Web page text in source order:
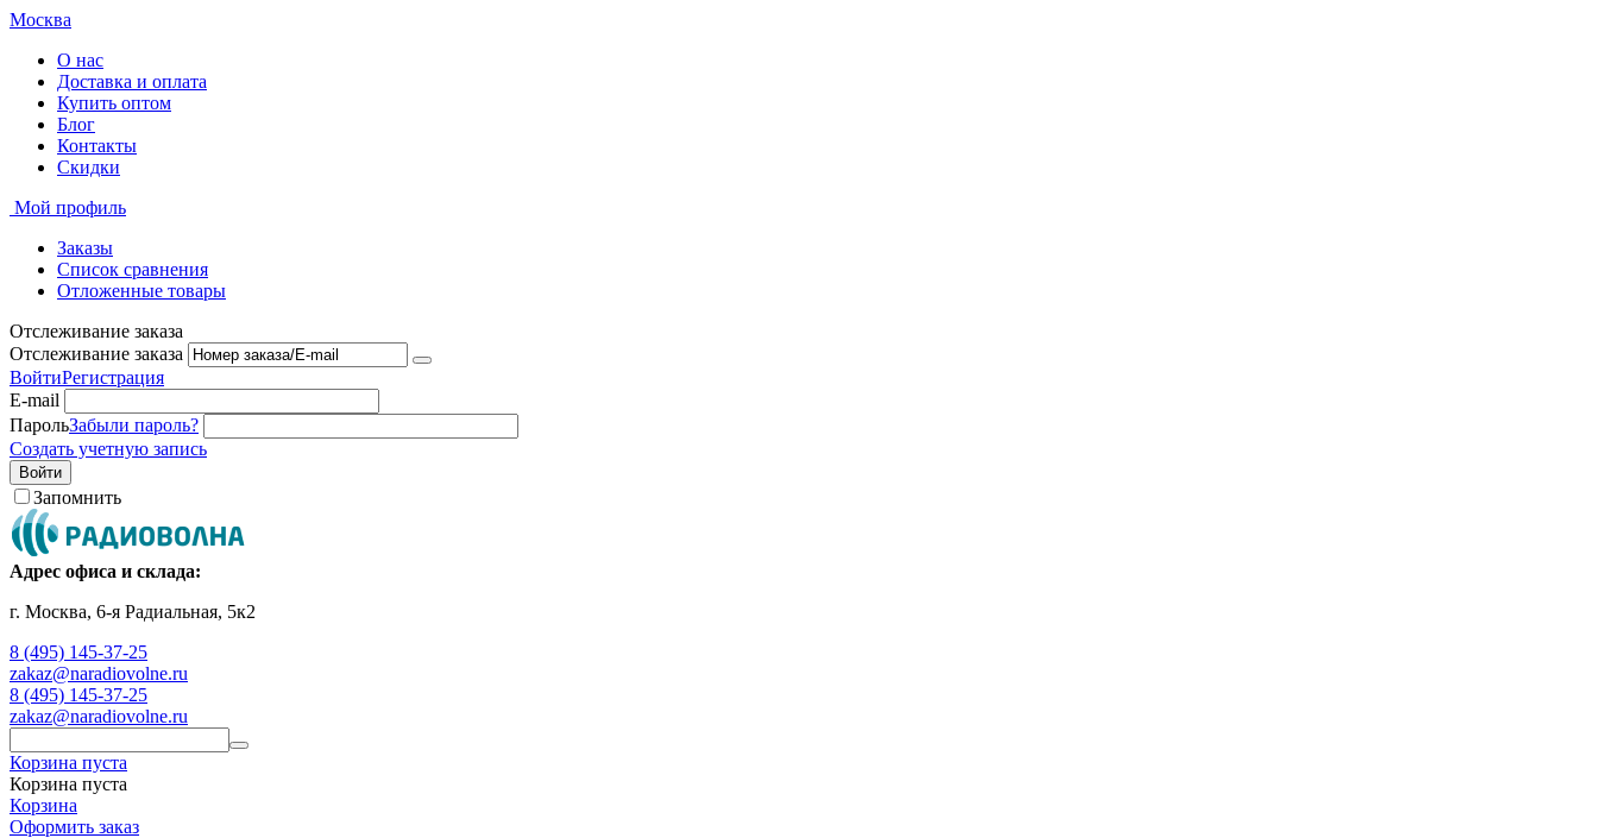
Москва
О нас
Доставка и оплата
Купить оптом
Блог
Контакты
Скидки
Мой профиль
Заказы
Список сравнения
Отложенные товары
Отслеживание заказа
Отслеживание заказа
ВойтиРегистрация
E-mail
ПарольЗабыли пароль?
Создать учетную запись
Войти
Запомнить
Адрес офиса и склада:
г. Москва, 6-я Радиальная, 5к2
8 (495) 145-37-25
zakaz@naradiovolne.ru
8 (495) 145-37-25
zakaz@naradiovolne.ru
Корзина пуста
Корзина пуста
Корзина
Оформить заказ